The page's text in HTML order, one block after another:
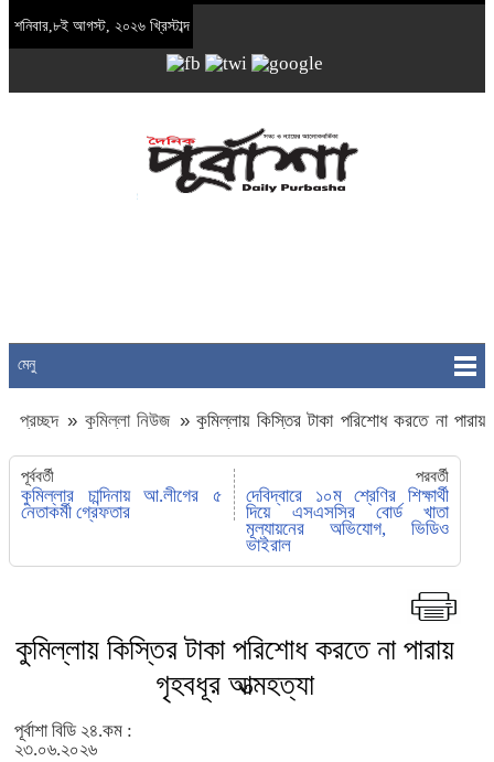
শনিবার,৮ই আগস্ট, ২০২৬ খ্রিস্টাব্দ
মেনু
প্রচ্ছদ » কুমিল্লা নিউজ »কুমিল্লায় কিস্তির টাকা পরিশোধ করতে না পারায়
গৃহবধূর আত্মহত্যা
পূর্ববর্তী
কুমিল্লার চান্দিনায় আ.লীগের ৫
নেতাকর্মী গ্রেফতার
পরবর্তী
দেবিদ্বারে ১০ম শ্রেণির শিক্ষার্থী
দিয়ে এসএসসির বোর্ড খাতা
মূল্যায়নের অভিযোগ, ভিডিও
ভাইরাল
কুমিল্লায় কিস্তির টাকা পরিশোধ করতে না পারায়
গৃহবধূর আত্মহত্যা
পূর্বাশা বিডি ২৪.কম :
২৩.০৬.২০২৬